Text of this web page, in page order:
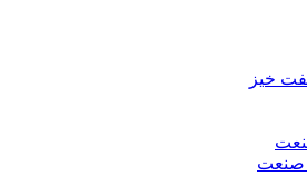
خیز
صنعت